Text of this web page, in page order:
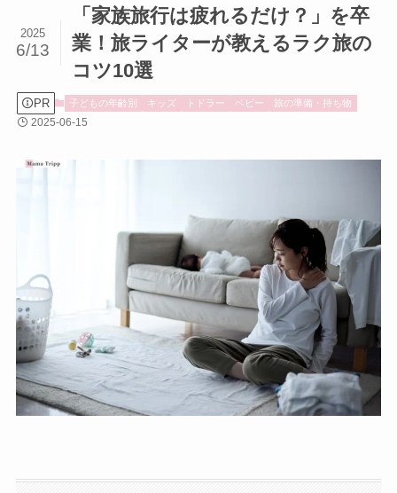
「家族旅行は疲れるだけ？」を卒
業！旅ライターが教えるラク旅の
コツ10選
2025
6/13
PR 子どもの年齢別 キッズ トドラー ベビー 旅の準備・持ち物
2025-06-15